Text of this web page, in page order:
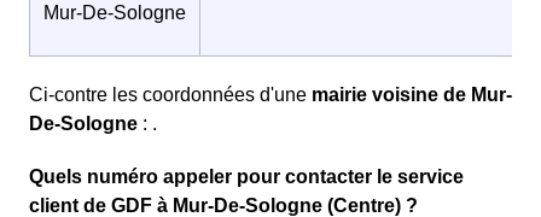
Mur-De-Sologne
Ci-contre les coordonnées d'une mairie voisine de Mur-
De-Sologne : .
Quels numéro appeler pour contacter le service
client de GDF à Mur-De-Sologne (Centre) ?